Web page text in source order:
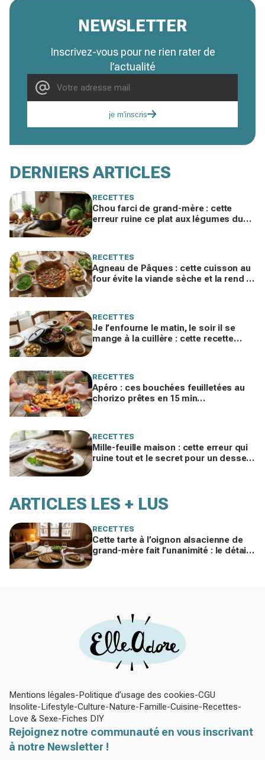
NEWSLETTER
Inscrivez-vous pour ne rien rater de
l’actualité
je m'inscris
DERNIERS ARTICLES
RECETTES
Chou farci de grand-mère : cette
erreur ruine ce plat aux légumes du
RECETTES
Agneau de Pâques : cette cuisson au
four évite la viande sèche et la rend si
RECETTES
Je l’enfourne le matin, le soir il se
mange à la cuillère : cette recette
RECETTES
Apéro : ces bouchées feuilletées au
chorizo prêtes en 15 min
RECETTES
Mille-feuille maison : cette erreur qui
ruine tout et le secret pour un dessert
ARTICLES LES + LUS
RECETTES
Cette tarte à l’oignon alsacienne de
grand-mère fait l’unanimité : le détail
Mentions légales Politique d’usage des cookies CGU
Insolite Lifestyle Culture Nature Famille Cuisine Recettes
Love & Sexe Fiches DIY
Rejoignez notre communauté en vous inscrivant
à notre Newsletter !